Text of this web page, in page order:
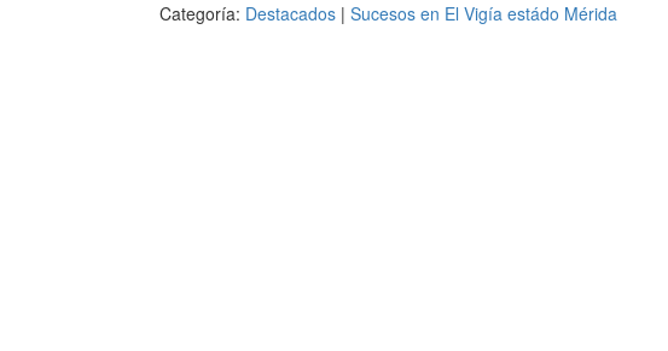
Categoría: Destacados | Sucesos en El Vigía estádo Mérida